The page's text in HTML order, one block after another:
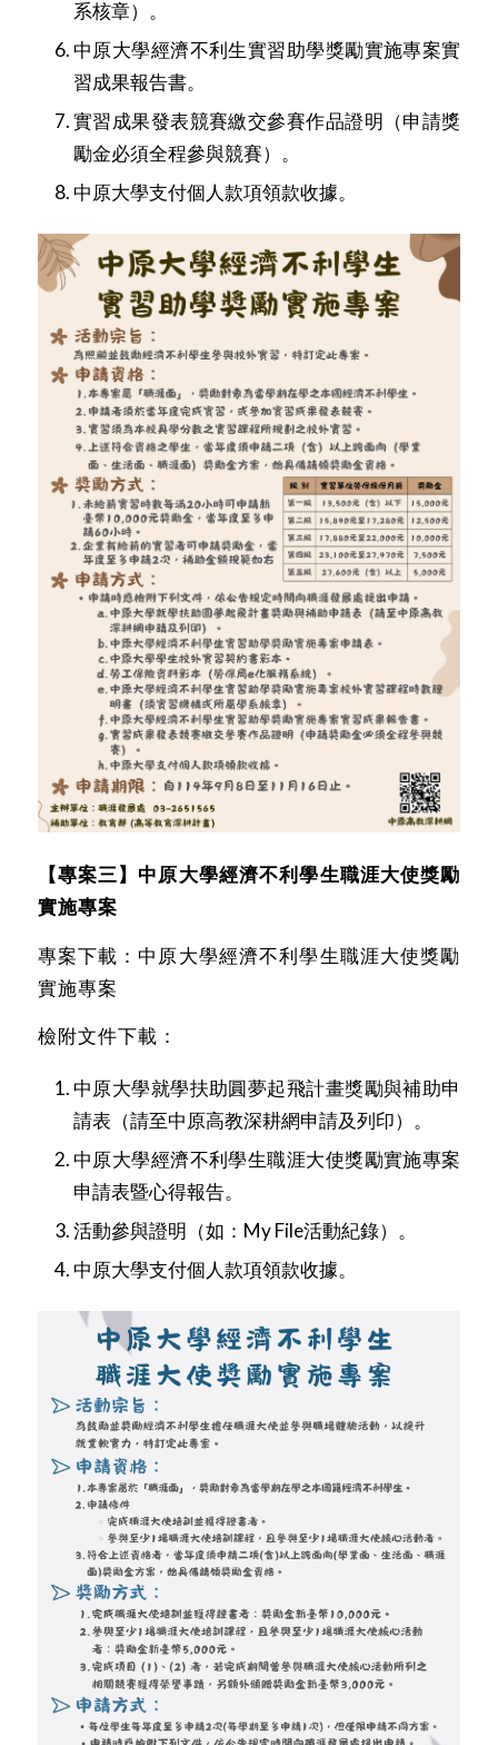
系核章）。
中原大學經濟不利生實習助學獎勵實施專案實
習成果報告書。
實習成果發表競賽繳交參賽作品證明（申請獎
勵金必須全程參與競賽）。
中原大學支付個人款項領款收據。
【專案三】中原大學經濟不利學生職涯大使獎勵
實施專案
專案下載： 中原大學經濟不利學生職涯大使獎勵
實施專案
檢附文件下載：
中原大學就學扶助圓夢起飛計畫獎勵與補助申
請表（請至中原高教深耕網申請及列印）。
中原大學經濟不利學生職涯大使獎勵實施專案
申請表暨心得報告。
活動參與證明（如：My File活動紀錄）。
中原大學支付個人款項領款收據。